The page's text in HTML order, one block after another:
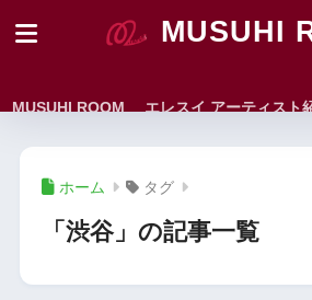
MUSUHI
MUSUHI ROOM エレスイ アーティスト
ホーム タグ
「渋谷」の記事一覧